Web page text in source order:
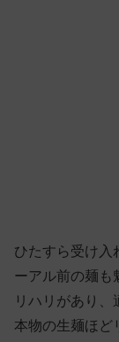
ひたすら受け入
ーアル前の麺も
リハリがあり、
本物の生麺ほど